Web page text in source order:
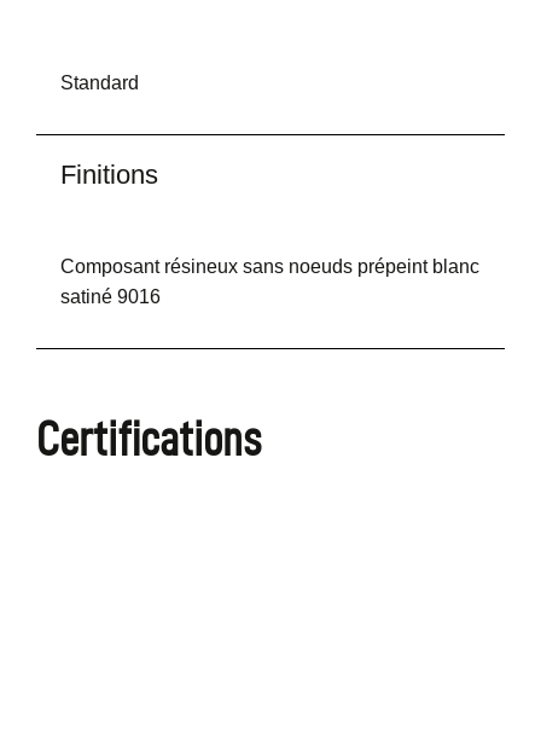
Standard
Finitions
Composant résineux sans noeuds prépeint blanc
satiné 9016
Certifications